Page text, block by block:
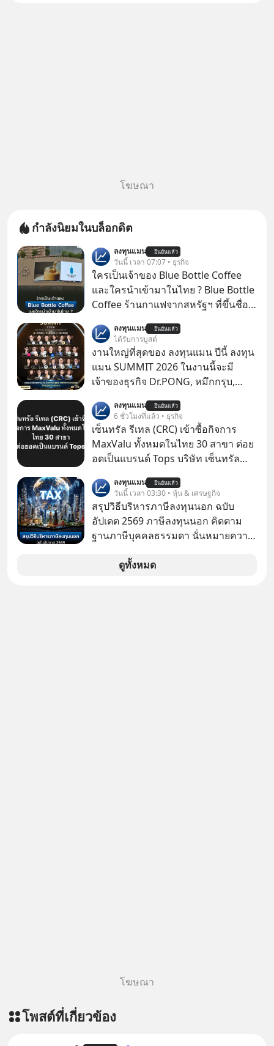
โฆษณา
กำลังนิยมในบล็อกดิต
ลงทุนแมน ยืนยันแล้ว
วันนี้ เวลา 07:07 • ธุรกิจ
ใครเป็นเจ้าของ Blue Bottle Coffee
และใครนำเข้ามาในไทย ? Blue Bottle
Coffee ร้านกาแฟจากสหรัฐฯ ที่ขึ้นชื่อ
แรกในประเทศไทย ที่ Central Park
ลงทุนแมน ยืนยันแล้ว
ได้รับการบูสต์
งานใหญ่ที่สุดของ ลงทุนแมน ปีนี้ ลงทุน
แมน SUMMIT 2026 ในงานนี้จะมี
เจ้าของธุรกิจ Dr.PONG, หมึกกรุบ,
Fastwork, MizuMi, KARMART, อิชิตัน
มาแชร์ความรู้การสร้างธุรกิจ
ลงทุนแมน ยืนยันแล้ว
6 ชั่วโมงที่แล้ว • ธุรกิจ
เซ็นทรัล รีเทล (CRC) เข้าซื้อกิจการ
MaxValu ทั้งหมดในไทย 30 สาขา ต่อย
อดเป็นแบรนด์ Tops บริษัท เซ็นทรัล
CRC แจ้งตลาดหลักทรัพย์ฯ ว่า บริษัท
เซ็นทรัล ฟู้ด รีเทล จำกัด (CFR) ซึ่งเป็น
บริษัทย่อยที่ CRC ถือหุ้นทั้งทางตรงและ
ทางอ้อม 100%
ลงทุนแมน ยืนยันแล้ว
วันนี้ เวลา 03:30 • หุ้น & เศรษฐกิจ
สรุปวิธีบริหารภาษีลงทุนนอก ฉบับ
อัปเดต 2569 ภาษีลงทุนนอก คิดตาม
ฐานภาษีบุคคลธรรมดา นั่นหมายความ
ดูทั้งหมด
โฆษณา
โพสต์ที่เกี่ยวข้อง